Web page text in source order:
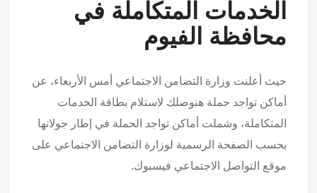
الخدمات المتكاملة في
محافظة الفيوم
حيث أعلنت وزارة التضامن الاجتماعي أمس الأربعاء، عن
أماكن تواجد حملة هنوصلك لاستلام بطاقة الخدمات
المتكاملة، وشملت أماكن تواجد الحملة في إطار جولاتها
بحسب الصفحة الرسمية لوزارة التضامن الاجتماعي على
موقع التواصل الاجتماعي فيسبوك.